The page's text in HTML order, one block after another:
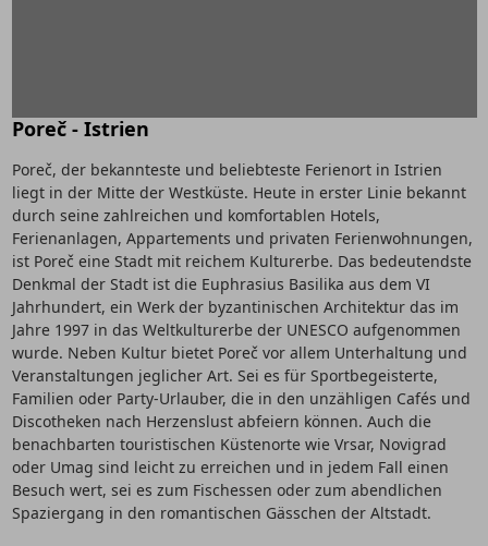
Poreč - Istrien
Poreč, der bekannteste und beliebteste Ferienort in Istrien
liegt in der Mitte der Westküste. Heute in erster Linie bekannt
durch seine zahlreichen und komfortablen Hotels,
Ferienanlagen, Appartements und privaten Ferienwohnungen,
ist Poreč eine Stadt mit reichem Kulturerbe. Das bedeutendste
Denkmal der Stadt ist die Euphrasius Basilika aus dem VI
Jahrhundert, ein Werk der byzantinischen Architektur das im
Jahre 1997 in das Weltkulturerbe der UNESCO aufgenommen
wurde. Neben Kultur bietet Poreč vor allem Unterhaltung und
Veranstaltungen jeglicher Art. Sei es für Sportbegeisterte,
Familien oder Party-Urlauber, die in den unzähligen Cafés und
Discotheken nach Herzenslust abfeiern können. Auch die
benachbarten touristischen Küstenorte wie Vrsar, Novigrad
oder Umag sind leicht zu erreichen und in jedem Fall einen
Besuch wert, sei es zum Fischessen oder zum abendlichen
Spaziergang in den romantischen Gässchen der Altstadt.